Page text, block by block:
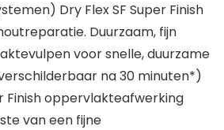
Dry Flex SF Super Finish
Duurzaam, fijn
voor snelle, duurzame
na 30 minuten*)
Finish oppervlakteafwerking
van een fijne